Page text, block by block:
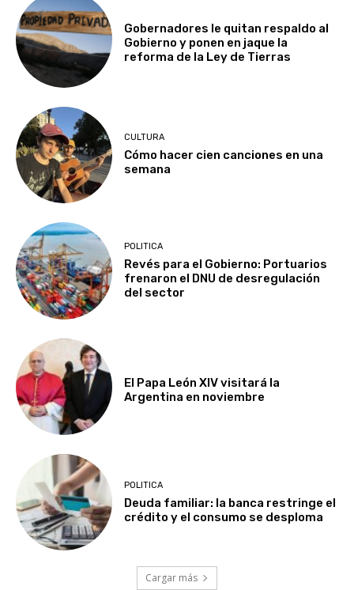
Gobernadores le quitan respaldo al
Gobierno y ponen en jaque la
reforma de la Ley de Tierras
CULTURA
Cómo hacer cien canciones en una
semana
POLITICA
Revés para el Gobierno: Portuarios
frenaron el DNU de desregulación
del sector
El Papa León XIV visitará la
Argentina en noviembre
POLITICA
Deuda familiar: la banca restringe el
crédito y el consumo se desploma
Cargar más